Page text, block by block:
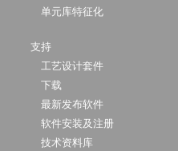
单元库特征化
支持
工艺设计套件
下载
最新发布软件
软件安装及注册
技术资料库